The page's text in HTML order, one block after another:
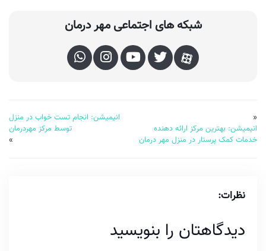
شبکه های اجتماعی مهر درمان
«
انیمیشن: بهترین مرکز ارائه دهنده
خدمات کمک پرستار در منزل مهر درمان
انیمیشن: انجام تست خواب در منزل
توسط مرکز مهردرمان
»
نظرات:
دیدگاهتان را بنویسید